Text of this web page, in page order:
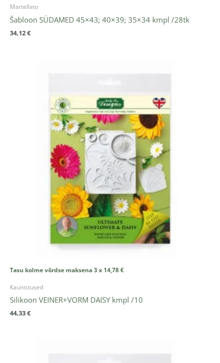
Martellato
Šabloon SÜDAMED 45×43; 40×39; 35×34 kmpl /28tk
34,12€
Tasu kolme võrdse maksena 3 x 14,78€
Kaunistused
Silikoon VEINER+VORM DAISY kmpl /10
44,33€